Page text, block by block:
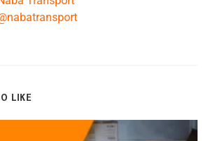
LIKE